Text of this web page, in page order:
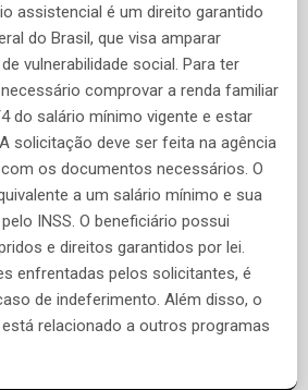
assistencial é um direito garantido
do Brasil, que visa amparar
vulnerabilidade social. Para ter
comprovar a renda familiar
do salário mínimo vigente e estar
solicitação deve ser feita na agência
os documentos necessários. O
a um salário mínimo e sua
INSS. O beneficiário possui
e direitos garantidos por lei.
enfrentadas pelos solicitantes, é
de indeferimento. Além disso, o
relacionado a outros programas